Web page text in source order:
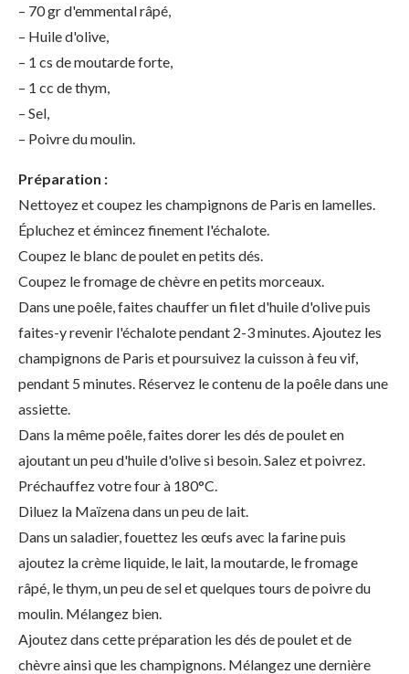
– 70 gr d'emmental râpé,
– Huile d'olive,
– 1 cs de moutarde forte,
– 1 cc de thym,
– Sel,
– Poivre du moulin.
Préparation :
Nettoyez et coupez les champignons de Paris en lamelles.
Épluchez et émincez finement l'échalote.
Coupez le blanc de poulet en petits dés.
Coupez le fromage de chèvre en petits morceaux.
Dans une poêle, faites chauffer un filet d'huile d'olive puis
faites-y revenir l'échalote pendant 2-3 minutes. Ajoutez les
champignons de Paris et poursuivez la cuisson à feu vif,
pendant 5 minutes. Réservez le contenu de la poêle dans une
assiette.
Dans la même poêle, faites dorer les dés de poulet en
ajoutant un peu d'huile d'olive si besoin. Salez et poivrez.
Préchauffez votre four à 180°C.
Diluez la Maïzena dans un peu de lait.
Dans un saladier, fouettez les œufs avec la farine puis
ajoutez la crème liquide, le lait, la moutarde, le fromage
râpé, le thym, un peu de sel et quelques tours de poivre du
moulin. Mélangez bien.
Ajoutez dans cette préparation les dés de poulet et de
chèvre ainsi que les champignons. Mélangez une dernière